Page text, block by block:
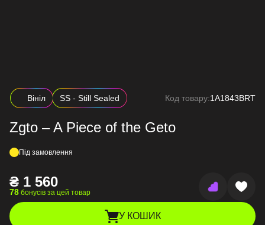
Вініл SS - Still Sealed Код товару:1A1843BRT
Zgto – A Piece of the Geto
Під замовлення
₴ 1 560
78 бонусів за цей товар
У КОШИК